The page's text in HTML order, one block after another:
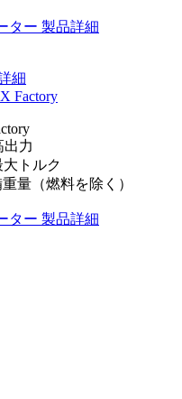
ター 製品詳細
細
Factory
出力
大トルク
量（燃料を除く）
ター 製品詳細